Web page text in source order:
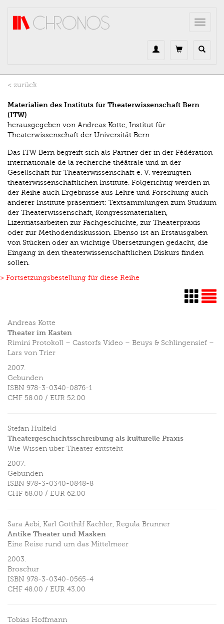
Toggle
< zurück
Materialien des Instituts für Theaterwissenschaft Bern
(ITW)
herausgegeben von Andreas Kotte, Institut für
Theaterwissenschaft der Universität Bern
Das ITW Bern begreift sich als Partner der in der Fédération
internationale de la recherche théâtrale und in der
Gesellschaft für Theaterwissenschaft e. V. vereinigten
theaterwissenschaftlichen Institute. Folgerichtig werden in
der Reihe auch Ergebnisse aus Lehre und Forschung auch
anderer Institute präsentiert: Textsammlungen zum Studium
der Theaterwissenschaft, Kongressmaterialien,
Lizentiatsarbeiten zur Fachgeschichte, zur Theaterpraxis
oder zur Methodendiskussion. Ebenso ist an Erstausgaben
von Stücken oder an wichtige Übersetzungen gedacht, die
Eingang in den theaterwissenschaftlichen Diskurs finden
sollen.
> Fortsetzungsbestellung für diese Reihe
Andreas Kotte
Theater im Kasten
Rimini Protokoll – Castorfs Video – Beuys & Schlingensief –
Lars von Trier
2007.
Gebunden
ISBN 978-3-0340-0876-1
CHF 58.00 / EUR 52.00
Stefan Hulfeld
Theatergeschichtsschreibung als kulturelle Praxis
Wie Wissen über Theater entsteht
2007.
Gebunden
ISBN 978-3-0340-0848-8
CHF 68.00 / EUR 62.00
Sara Aebi, Karl Gotthilf Kachler, Regula Brunner
Antike Theater und Masken
Eine Reise rund um das Mittelmeer
2003.
Broschur
ISBN 978-3-0340-0565-4
CHF 48.00 / EUR 43.00
Tobias Hoffmann